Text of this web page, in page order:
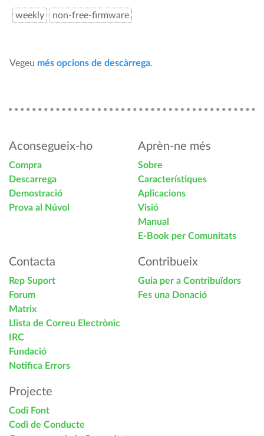
weekly non-free-firmware
Vegeu més opcions de descàrrega.
Aconsegueix-ho
Compra
Descarrega
Demostració
Prova al Núvol
Aprèn-ne més
Sobre
Característiques
Aplicacions
Visió
Manual
E-Book per Comunitats
Contacta
Rep Suport
Forum
Matrix
Llista de Correu Electrònic
IRC
Fundació
Notifica Errors
Contribueix
Guia per a Contribuïdors
Fes una Donació
Projecte
Codi Font
Codi de Conducte